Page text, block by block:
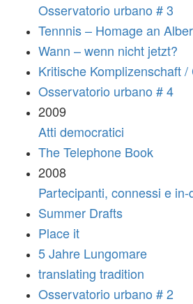
Osservatorio urbano # 3
Tennnis – Homage an
Wann – wenn nicht jetzt?
Kritische Komplizenschaft
Osservatorio urbano # 4
2009
Atti democratici
The Telephone Book
2008
Partecipanti, connessi e in-
Summer Drafts
Place it
5 Jahre Lungomare
translating tradition
Osservatorio urbano # 2